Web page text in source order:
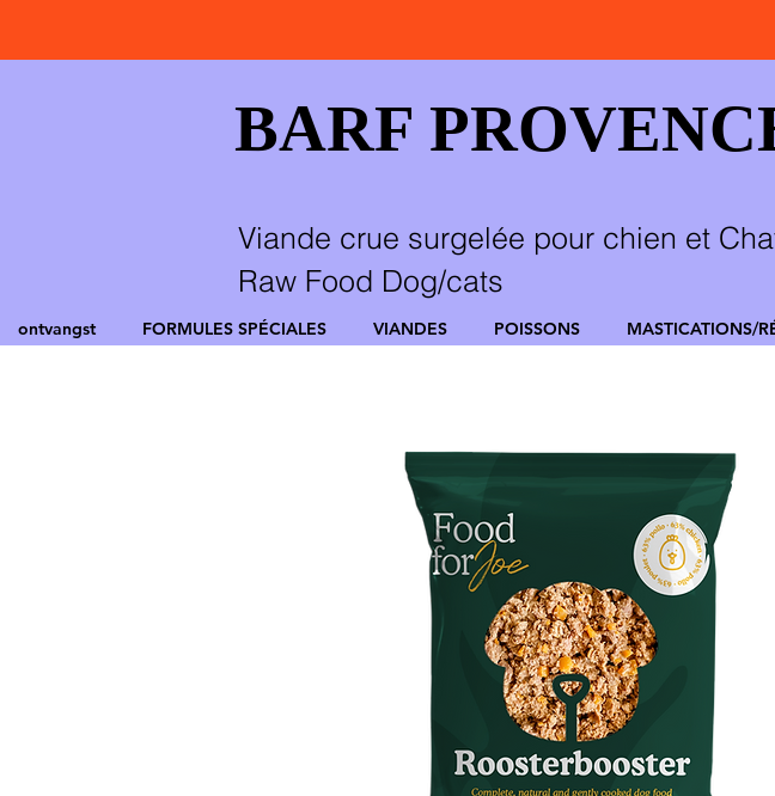
BARF
Viande crue surgelée pour chien et
Raw Food Dog/cats
ontvangst FORMULES SPÉCIALES VIANDES POISSONS MASTICATIONS/